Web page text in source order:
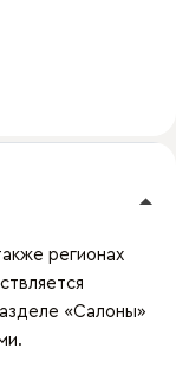
регионах
«Салоны»